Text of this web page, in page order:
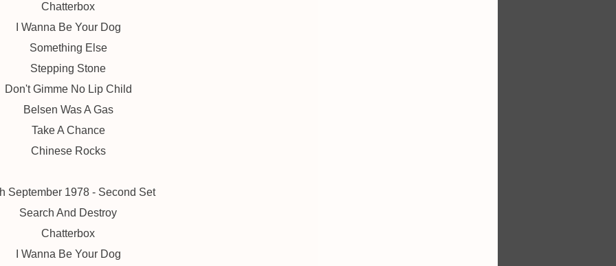
Chatterbox
I Wanna Be Your Dog
Something Else
Stepping Stone
Don't Gimme No Lip Child
Belsen Was A Gas
Take A Chance
Chinese Rocks
September 1978 - Second Set
Search And Destroy
Chatterbox
I Wanna Be Your Dog